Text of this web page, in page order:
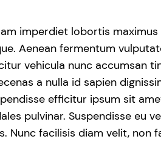
imperdiet lobortis
Aenean fermentum
vehicula nunc accumsan
a nulla id sapien
efficitur ipsum sit
pulvinar. Suspendisse eu
Nunc facilisis diam velit, non